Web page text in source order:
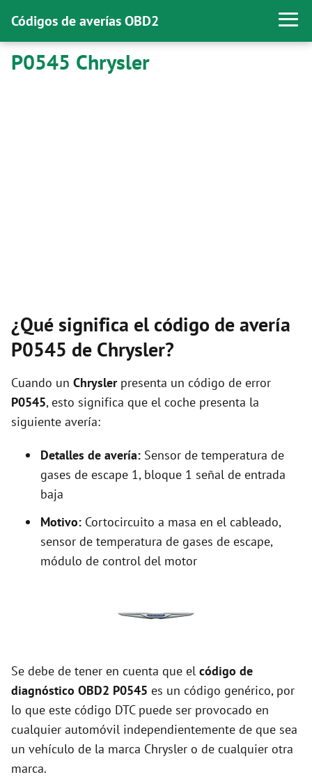
Códigos de averías OBD2
P0545 Chrysler
¿Qué significa el código de avería
P0545 de Chrysler?
Cuando un Chryslerpresenta un código de error
P0545, esto significa que el coche presenta la
siguiente avería:
Detalles de avería: Sensor de temperatura de
gases de escape 1, bloque 1 señal de entrada
baja
Motivo: Cortocircuito a masa en el cableado,
sensor de temperatura de gases de escape,
módulo de control del motor
Se debe de tener en cuenta que el código de
diagnóstico OBD2 P0545 es un código genérico, por
lo que este código DTC puede ser provocado en
cualquier automóvil independientemente de que sea
un vehículo de la marca Chrysler o de cualquier otra
marca.